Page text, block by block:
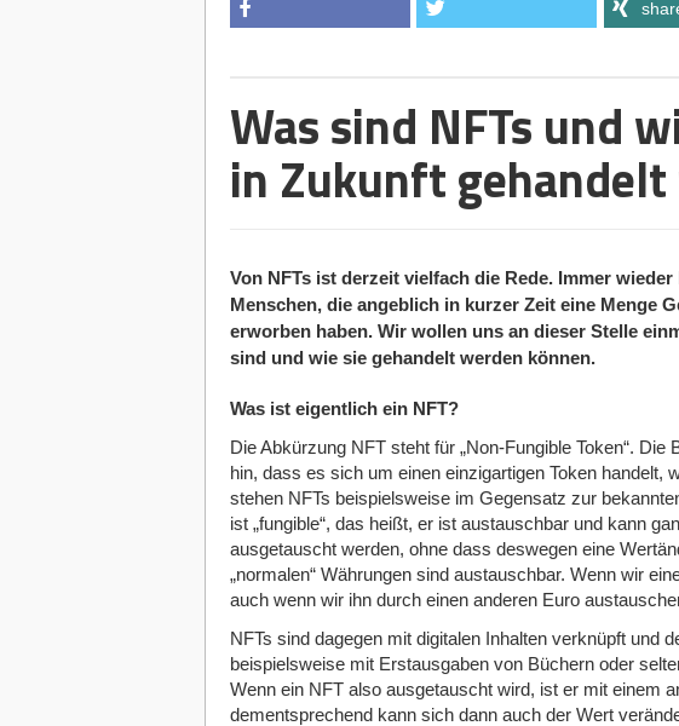
Was sind NFTs und
in Zukunft gehandelt
Von NFTs ist derzeit vielfach die Rede. Immer
Menschen, die angeblich in kurzer Zeit eine Menge
erworben haben. Wir wollen uns an dieser Stelle
sind und wie sie gehandelt werden können.
Was ist eigentlich ein NFT?
Die Abkürzung NFT steht für „Non-Fungible Token“.
hin, dass es sich um einen einzigartigen Token handelt,
stehen NFTs beispielsweise im Gegensatz zur
ist „fungible“, das heißt, er ist austauschbar und kann
ausgetauscht werden, ohne dass deswegen eine
„normalen“ Währungen sind austauschbar. Wenn wir
auch wenn wir ihn durch einen anderen Euro
NFTs sind dagegen mit digitalen Inhalten verknüpft und
beispielsweise mit Erstausgaben von Büchern oder
Wenn ein NFT also ausgetauscht wird, ist er mit einem
dementsprechend kann sich dann auch der Wert